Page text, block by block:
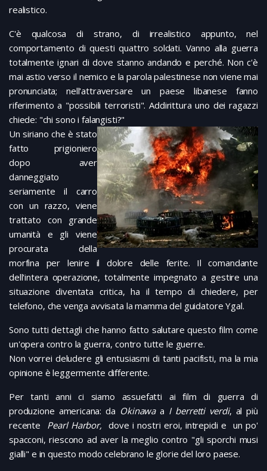
realistico.
C'è qualcosa di strano, di irrealistico appunto, nel
comportamento di questi quattro soldati. Vanno alla guerra
totalmente ignari di dove stanno andando e perché. Non c'è
mai astio verso il nemico e la parola palestinese non viene mai
pronunciata; nell'attraversare un paese libanese fanno
riferimento a "possibili terroristi". Addirittura uno dei ragazzi
chiede: "chi sono i falangisti?"
Un siriano che è stato
fatto prigioniero
dopo aver
danneggiato
seriamente il carro
con un razzo, viene
trattato con grande
umanità e gli viene
procurata della
morfina per lenire il dolore delle ferite. Il comandante
dell'intera operazione, totalmente impegnato a gestire una
situazione diventata critica, ha il tempo di chiedere, per
telefono, che venga avvisata la mamma del guidatore Ygal.
Sono tutti dettagli che hanno fatto salutare questo film come
un'opera contro la guerra, contro tutte le guerre.
Non vorrei deludere gli entusiasmi di tanti pacifisti, ma la mia
opinione è leggermente differente.
Per tanti anni ci siamo assuefatti ai film di guerra di
produzione americana: da Okinawaa I berretti verdi, al più
recente Pearl Harbor, dove i nostri eroi, intrepidi e un po'
spacconi, riescono ad aver la meglio contro "gli sporchi musi
gialli" e in questo modo celebrano le glorie del loro paese.